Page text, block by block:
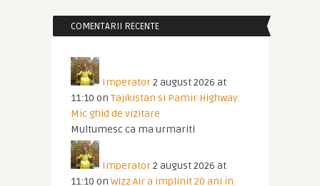
COMENTARII RECENTE
Imperator2 august 2026 at
11:10 on Tajikistan si Pamir Highway.
Mic ghid de vizitare
Multumesc ca ma urmariti
Imperator2 august 2026 at
11:10 on Wizz Air a implinit 20 ani in